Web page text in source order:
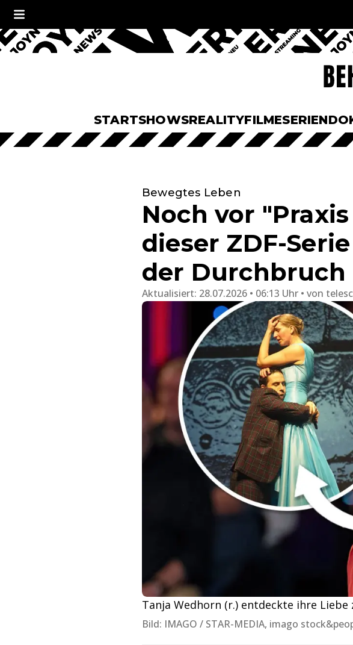
STARTSHOWSREALITYFILMESERIEN
Bewegtes Leben
Noch vor
dieser ZDF-
der Durchbruch
Aktualisiert: 28.07.2026 • 06:13 Uhr von
Tanja Wedhorn (r.) entdeckte ihre
Bild: IMAGO / STAR-MEDIA, imago